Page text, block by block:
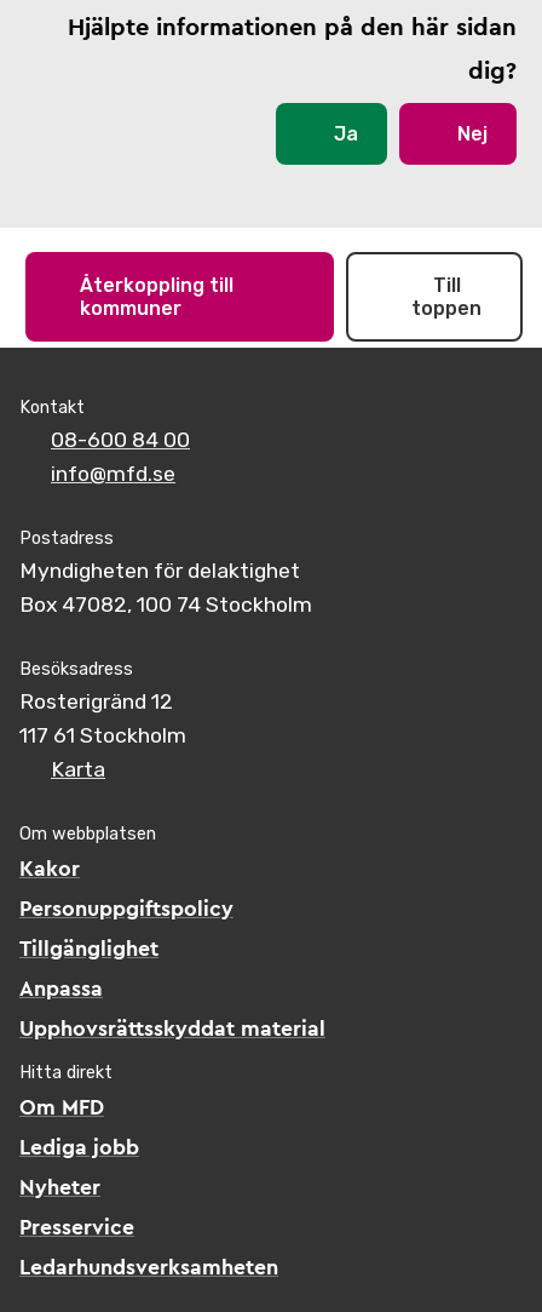
Hjälpte informationen på den här sidan
dig?
Ja Nej
Återkoppling till
kommuner
Till
toppen
Kontakt
08-600 84 00
info@mfd.se
Postadress
Myndigheten för delaktighet
Box 47082, 100 74 Stockholm
Besöksadress
Rosterigränd 12
117 61 Stockholm
Karta
Om webbplatsen
Kakor
Personuppgiftspolicy
Tillgänglighet
Anpassa
Upphovsrättsskyddat material
Hitta direkt
Om MFD
Lediga jobb
Nyheter
Presservice
Ledarhundsverksamheten